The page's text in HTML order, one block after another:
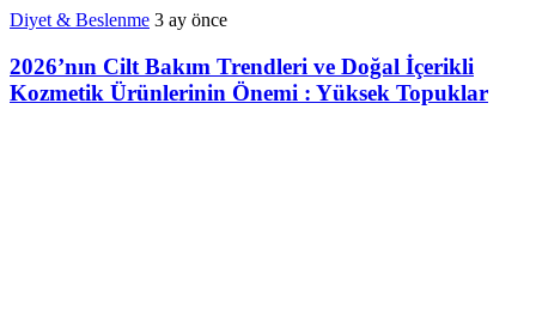
Diyet & Beslenme 3 ay önce
2026’nın Cilt Bakım Trendleri ve Doğal İçerikli
Kozmetik Ürünlerinin Önemi : Yüksek Topuklar